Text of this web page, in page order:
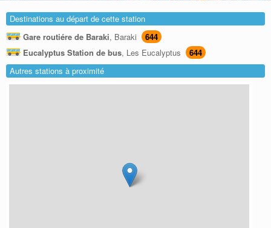
Destinations au départ de cette station
Gare routiére de Baraki, Baraki
644
Eucalyptus Station de bus, Les Eucalyptus
644
Autres stations à proximité